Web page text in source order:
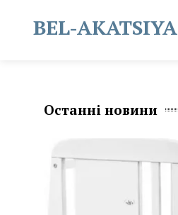
contentBEL-AKATSIYA
Останні новини